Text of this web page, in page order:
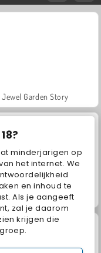
minderjarigen op
het internet. We
en inhoud te
Als je aangeeft
zal je daarom
krijgen die
Jewel Garden Story
Scala 40